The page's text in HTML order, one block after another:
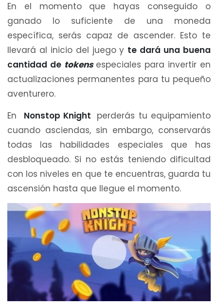
En el momento que hayas conseguido o
ganado lo suficiente de una moneda
específica, serás capaz de ascender. Esto te
llevará al inicio del juego y te dará una buena
cantidad de tokens especiales para invertir en
actualizaciones permanentes para tu pequeño
aventurero.
En Nonstop Knight perderás tu equipamiento
cuando asciendas, sin embargo, conservarás
todas las habilidades especiales que has
desbloqueado. Si no estás teniendo dificultad
con los niveles en que te encuentras, guarda tu
ascensión hasta que llegue el momento.